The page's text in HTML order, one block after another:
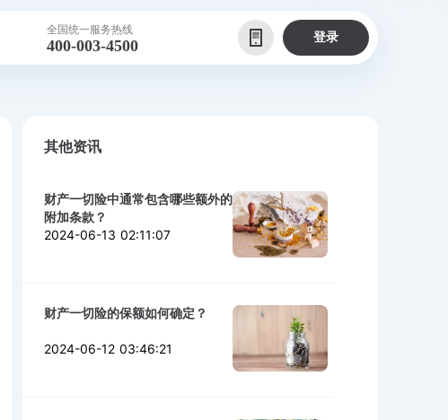
全国统一服务热线
400-003-4500 登录
其他资讯
财产一切险中通常包含哪些额外的
附加条款？
2024-06-13 02:11:07
财产一切险的保额如何确定？
2024-06-12 03:46:21